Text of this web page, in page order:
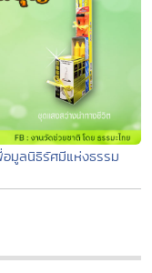
มูลนิธิรัศมีแห่งธรรม